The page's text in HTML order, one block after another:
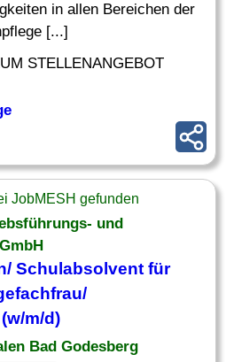
in allen Bereichen der
[...]
STELLENANGEBOT
JobMESH gefunden
und
Schulabsolvent für
m/d)
Bad Godesberg